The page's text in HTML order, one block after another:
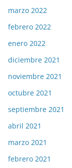
marzo 2022
febrero 2022
enero 2022
diciembre 2021
noviembre 2021
octubre 2021
septiembre 2021
abril 2021
marzo 2021
febrero 2021